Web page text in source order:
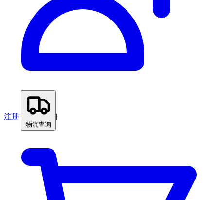
注册|
物流查询
|